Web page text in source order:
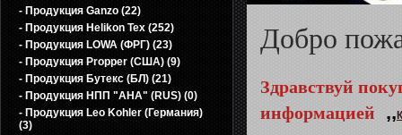
- Продукция Ganzo (22)
- Продукция Helikon Tex (252)
- Продукция LOWA (ФРГ) (23)
- Продукция Propper (США) (9)
- Продукция Бутекс (БЛ) (21)
- Продукция НПП "АНА" (RUS) (0)
- Продукция Leo Kohler (Германия)
(3)
Добро
Здравствуй
информацией ,,